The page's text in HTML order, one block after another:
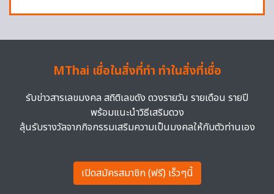
MThai เชื่อในสิ่งที่ทำ ทำในสิ่งที่เชื่อ
รับข่าวสารเลขมงคล สถิติเลขดัง ดวงรายวัน รายเดือน รายปี
พร้อมแนะนำวิธีเสริมดวง
ลุ้นรับรางวัลจากกิจกรรมเสริมความเป็นมงคลให้กับตัวท่านเอง
เปิดสมัครสมาชิก (ฟรี) เร็วๆนี้